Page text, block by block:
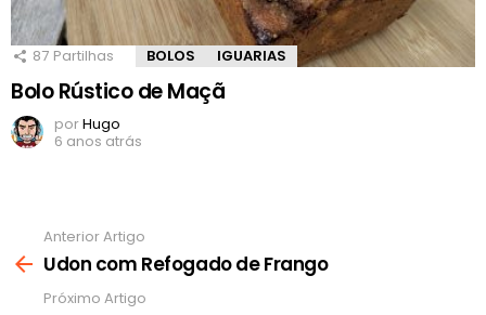
87 Partilhas BOLOS IGUARIAS
Bolo Rústico de Maçã
porHugo
6 anos atrás
mais
Anterior Artigo
Udon com Refogado de Frango
Próximo Artigo